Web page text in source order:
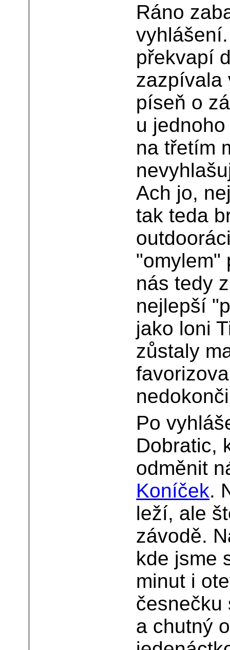
Ráno
překvapí
zazpívala
píseň o
u
na třetím
Ach jo,
tak teda
"omylem"
nás tedy
nejlepší
jako loni
zůstaly
Po
Dobratic,
odměnit
Koníček.
leží, ale
závodě.
kde jsme
minut i
česnečku
a chutný